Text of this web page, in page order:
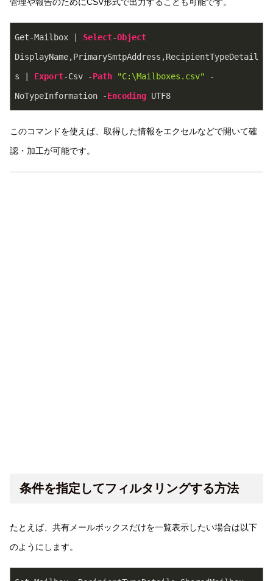
Get-Mailbox | Select-Object
DisplayName,PrimarySmtpAddress,RecipientTypeDetail
s | Export-Csv -Path "C:\Mailboxes.csv" -
NoTypeInformation -Encoding UTF8
このコマンドを使えば、取得した情報をエクセルなどで開いて確
認・加工が可能です。
条件を指定してフィルタリングする方法
たとえば、共有メールボックスだけを一覧表示したい場合は以下
のようにします。